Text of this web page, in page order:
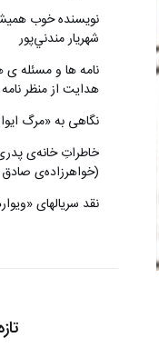
نويسنده خوب
شهريار مندني‌پور
نامه ها و مسئله
هدایت از منظر
نگاهی به «مرگ
خاطراتِ خانه‌ی
(خواهرزاده‌ی
نقد سریالهای